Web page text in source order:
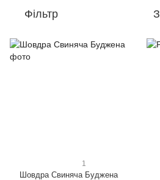
Фільтр
1
Шовдра Свиняча Буджена